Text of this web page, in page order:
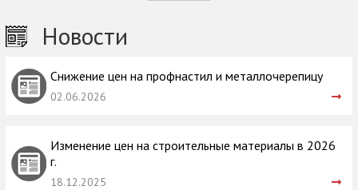
Новости
Снижение цен на профнастил и металлочерепицу
02.06.2026
Изменение цен на строительные материалы в 2026
г.
18.12.2025